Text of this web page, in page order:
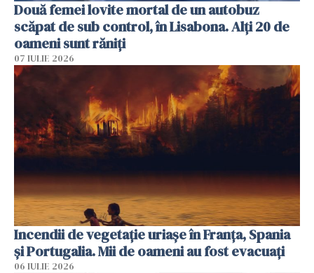
Două femei lovite mortal de un autobuz
scăpat de sub control, în Lisabona. Alți 20 de
oameni sunt răniți
07 IULIE 2026
Incendii de vegetație uriașe în Franța, Spania
și Portugalia. Mii de oameni au fost evacuați
06 IULIE 2026